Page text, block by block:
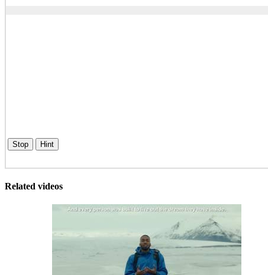
Stop Hint
Related videos